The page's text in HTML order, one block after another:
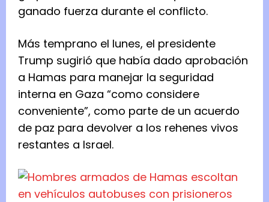
ganado fuerza durante el conflicto.
Más temprano el lunes, el presidente
Trump sugirió que había dado aprobación
a Hamas para manejar la seguridad
interna en Gaza “como considere
conveniente”, como parte de un acuerdo
de paz para devolver a los rehenes vivos
restantes a Israel.